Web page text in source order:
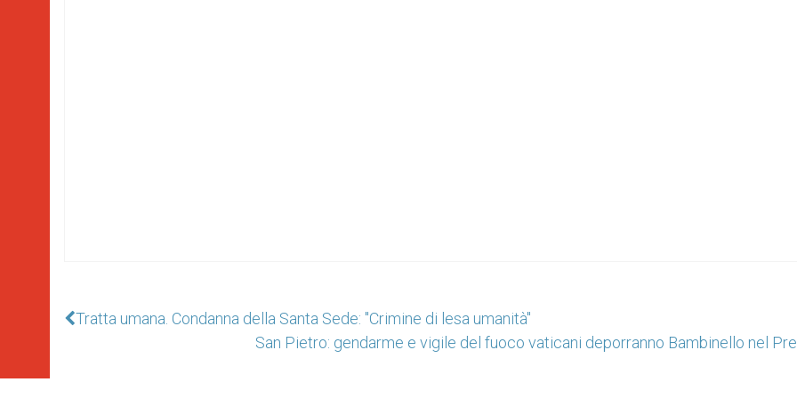
Tratta umana. Condanna della Santa Sede: "Crimine di lesa umanità"
San Pietro: gendarme e vigile del fuoco vaticani deporranno Bambinello nel